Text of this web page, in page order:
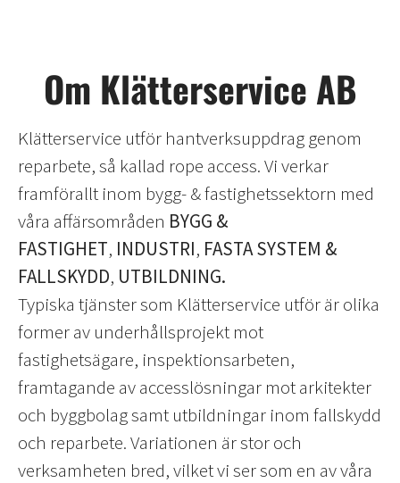
Om Klätterservice AB
Klätterservice utför hantverksuppdrag genom
reparbete, så kallad rope access. Vi verkar
framförallt inom bygg- & fastighetssektorn med
våra affärsområden BYGG &
FASTIGHET, INDUSTRI, FASTA SYSTEM &
FALLSKYDD, UTBILDNING.
Typiska tjänster som Klätterservice utför är olika
former av underhållsprojekt mot
fastighetsägare, inspektionsarbeten,
framtagande av accesslösningar mot arkitekter
och byggbolag samt utbildningar inom fallskydd
och reparbete. Variationen är stor och
verksamheten bred, vilket vi ser som en av våra